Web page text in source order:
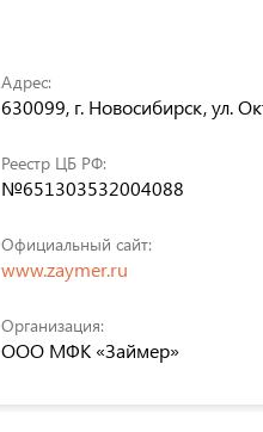
Адрес:
630099, г. Новосибирск, ул.
Реестр ЦБ РФ:
№651303532004088
Официальный сайт:
www.zaymer.ru
Организация:
ООО МФК «Займер»